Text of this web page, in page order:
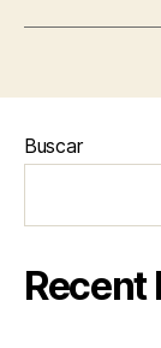
Buscar
Recent